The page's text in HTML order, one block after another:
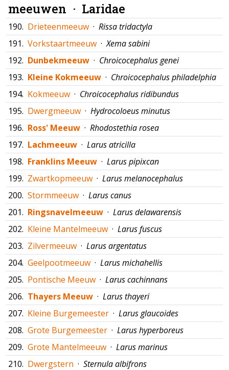
meeuwen · Laridae
190. Drieteenmeeuw · Rissa tridactyla
191. Vorkstaartmeeuw ·Xema sabini
192. Dunbekmeeuw · Chroicocephalus genei
193. Kleine Kokmeeuw · Chroicocephalus philadelphia
194. Kokmeeuw · Chroicocephalus ridibundus
195. Dwergmeeuw · Hydrocoloeus minutus
196. Ross' Meeuw · Rhodostethia rosea
197. Lachmeeuw · Larus atricilla
198. Franklins Meeuw · Larus pipixcan
199. Zwartkopmeeuw · Larus melanocephalus
200. Stormmeeuw · Larus canus
201. Ringsnavelmeeuw · Larus delawarensis
202. Kleine Mantelmeeuw · Larus fuscus
203. Zilvermeeuw · Larus argentatus
204. Geelpootmeeuw · Larus michahellis
205. Pontische Meeuw · Larus cachinnans
206. Thayers Meeuw · Larus thayeri
207. Kleine Burgemeester · Larus glaucoides
208. Grote Burgemeester · Larus hyperboreus
209. Grote Mantelmeeuw · Larus marinus
210. Dwergstern · Sternula albifrons